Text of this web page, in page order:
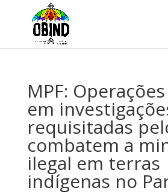
MPF:
em
requisitadas
combatem a
ilegal em terras
indígenas no